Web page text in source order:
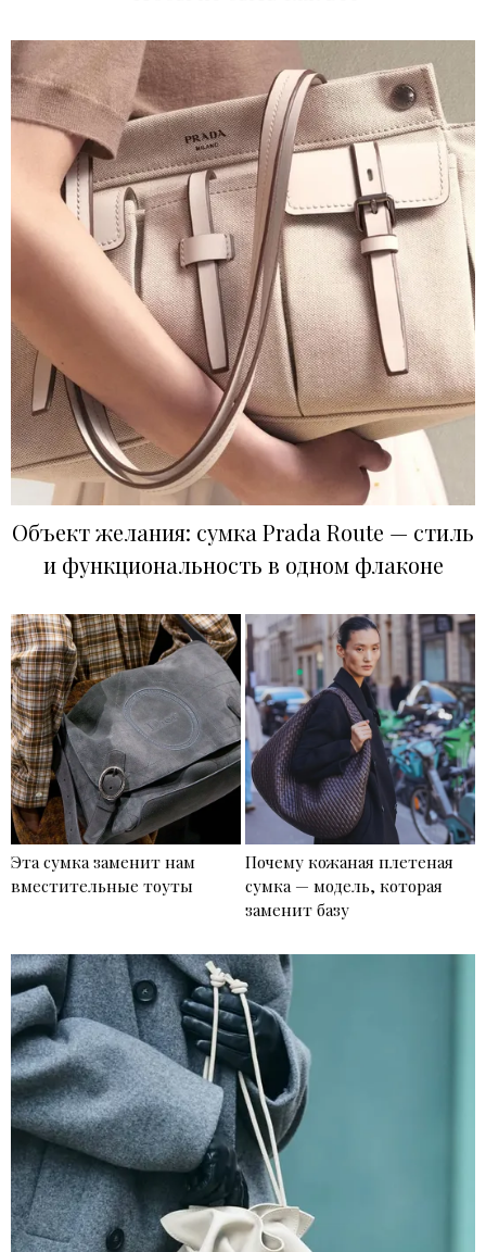
Объект желания: сумка Prada Route — стиль
и функциональность в одном флаконе
Эта сумка заменит нам
вместительные тоуты
Почему кожаная плетеная
сумка — модель, которая
заменит базу